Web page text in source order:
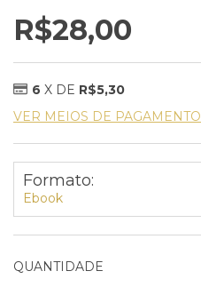
R$28,00
6 X DE R$5,30
VER MEIOS DE PAGAMENTO
Formato:
Ebook
QUANTIDADE